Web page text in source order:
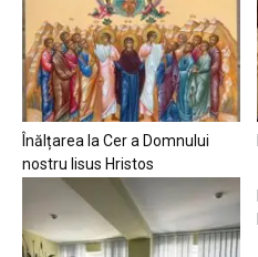
Înălțarea la Cer a Domnului
nostru Iisus Hristos